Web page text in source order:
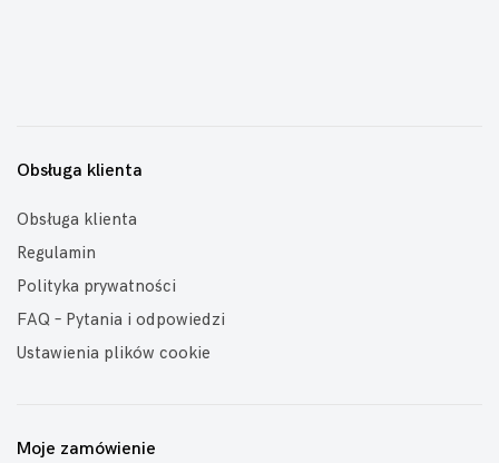
Obsługa klienta
Obsługa klienta
Regulamin
Polityka prywatności
FAQ – Pytania i odpowiedzi
Ustawienia plików cookie
Moje zamówienie